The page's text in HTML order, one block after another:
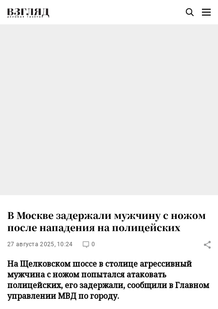
В Москве задержали мужчину с ножом
после нападения на полицейских
27 августа 2025, 10:24 0
На Щелковском шоссе в столице агрессивный
мужчина с ножом попытался атаковать
полицейских, его задержали, сообщили в Главном
управлении МВД по городу.